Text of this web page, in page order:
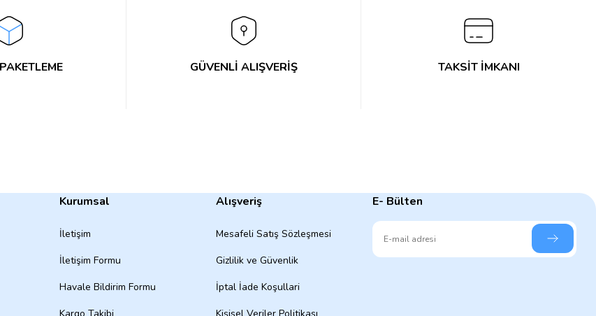
GÜVENLİ ALIŞVERİŞ TAKSİT İMKANI
Kurumsal
İletişim
İletişim Formu
Havale Bildirim Formu
Alışveriş
Mesafeli Satış Sözleşmesi
Gizlilik ve Güvenlik
İptal İade Koşullari
E- Bülten